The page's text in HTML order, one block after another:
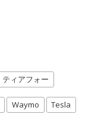
ティアフォー
Waymo Tesla